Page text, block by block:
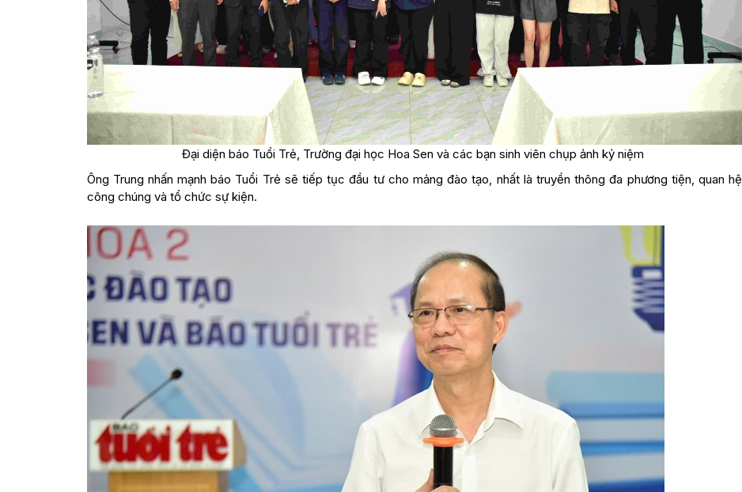
Đại diện báo Tuổi Trẻ, Trường đại học Hoa Sen và các bạn sinh viên chụp ảnh kỷ niệm
Ông Trung nhấn mạnh báo Tuổi Trẻ sẽ tiếp tục đầu tư cho mảng đào tạo, nhất là truyền thông đa phương tiện, quan hệ
công chúng và tổ chức sự kiện.